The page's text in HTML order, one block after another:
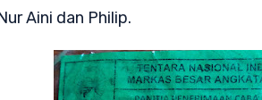
Aini dan Philip.